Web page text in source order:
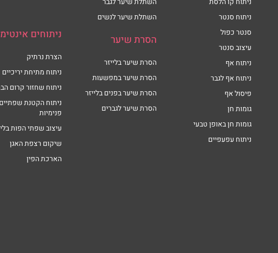
ניתוח סנטר
סנטר כפול
עיצוב סנטר
ניתוח אף
ניתוח אף לגבר
פיסול אף
גומות חן
גומות חן באופן טבעי
ניתוח עפעפיים
השתלת שיער לנשים
הסרת שיער
הסרת שיער בלייזר
הסרת שיער במפשעות
הסרת שיער בפנים בלייזר
הסרת שיער לגברים
ניתוחים
הצרת נרתיק
ניתוח מתיחת יריכיים
ניתוח שחזור קרום
ניתוח הקטנת שפתיים
פנימיות
עיצוב שפתי הפות
שיקום רצפת האגן
הארכת הפין